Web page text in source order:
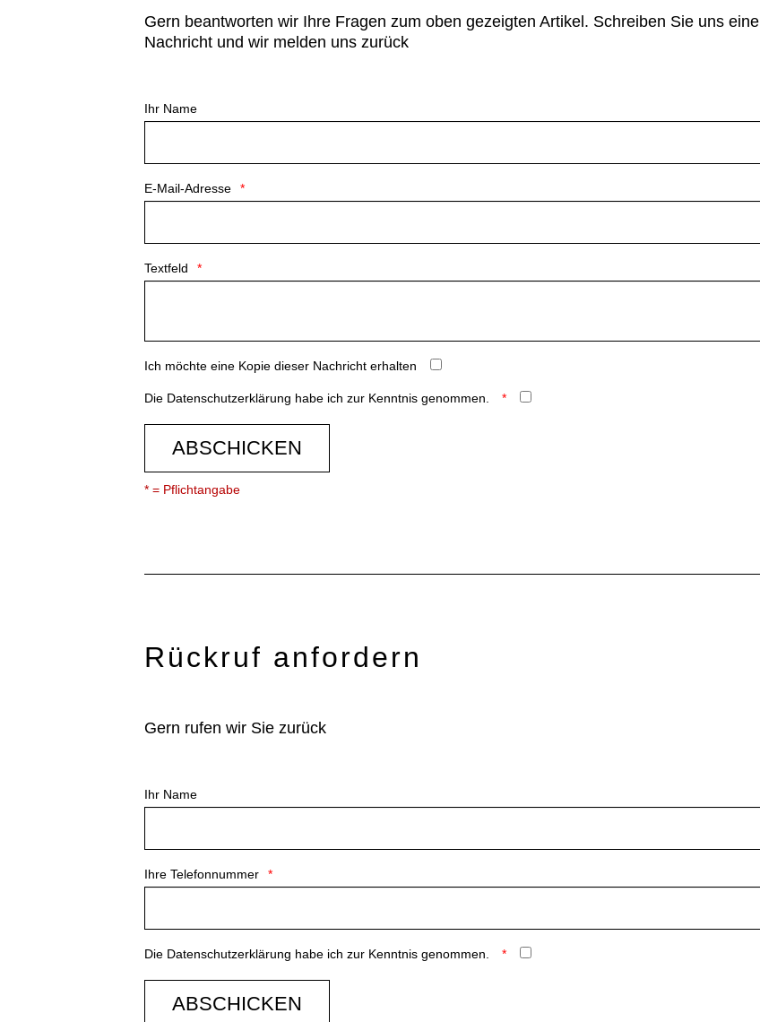
Gern beantworten wir Ihre Fragen zum oben gezeigten Artikel. Schreiben Sie uns eine
Nachricht und wir melden uns zurück
Ihr Name
E-Mail-Adresse
Textfeld
Ich möchte eine Kopie dieser Nachricht erhalten
Die Datenschutzerklärung habe ich zur Kenntnis genommen.
ABSCHICKEN
* = Pflichtangabe
Rückruf anfordern
Gern rufen wir Sie zurück
Ihr Name
Ihre Telefonnummer
Die Datenschutzerklärung habe ich zur Kenntnis genommen.
ABSCHICKEN